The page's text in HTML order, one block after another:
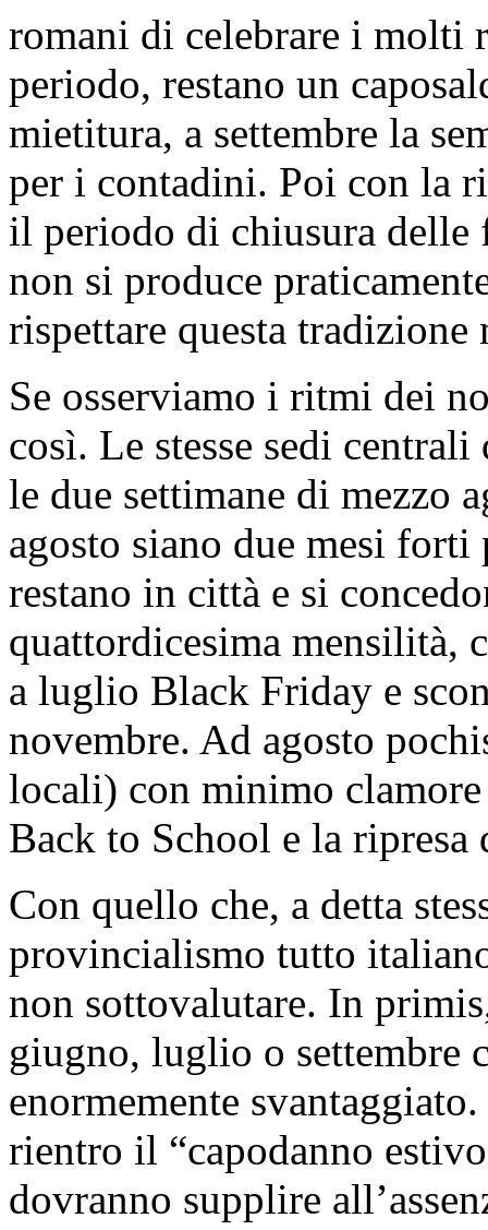
romani di celebrare i molti
periodo, restano un
mietitura, a settembre la
per i contadini. Poi con la
il periodo di chiusura delle
non si produce
rispettare questa tradizione
Se osserviamo i ritmi dei
così. Le stesse sedi
le due settimane di mezzo
agosto siano due mesi
restano in città e si
quattordicesima mensilità,
a luglio Black Friday e
novembre. Ad agosto
locali) con minimo
Back to School e la
Con quello che, a detta
provincialismo tutto
non sottovalutare. In
giugno, luglio o settembre
enormemente
rientro il “capodanno
dovranno supplire